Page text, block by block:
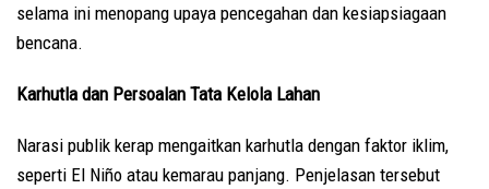
selama ini menopang upaya pencegahan dan kesiapsiagaan
bencana.
Karhutla dan Persoalan Tata Kelola Lahan
Narasi publik kerap mengaitkan karhutla dengan faktor iklim,
seperti El Niño atau kemarau panjang. Penjelasan tersebut